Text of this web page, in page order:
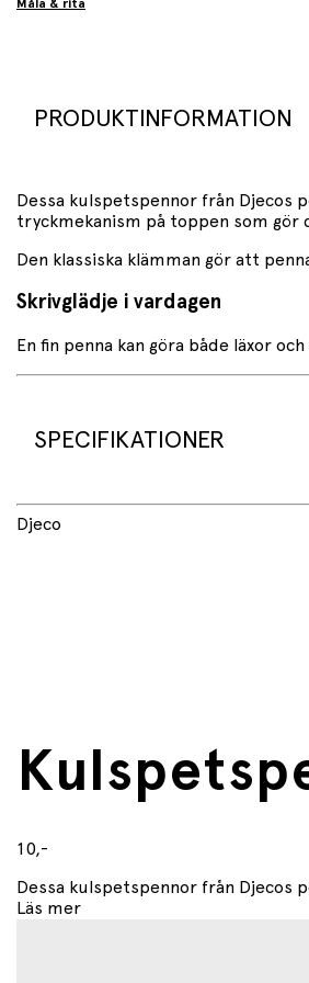
Måla & rita
PRODUKTINFORMATION
Dessa kulspetspennor från Djecos
tryckmekanism på toppen som gör
Den klassiska klämman gör att
Skrivglädje i vardagen
En fin penna kan göra både läxor
SPECIFIKATIONER
Djeco
10,-
Dessa kulspetspennor från Djecos
Läs mer